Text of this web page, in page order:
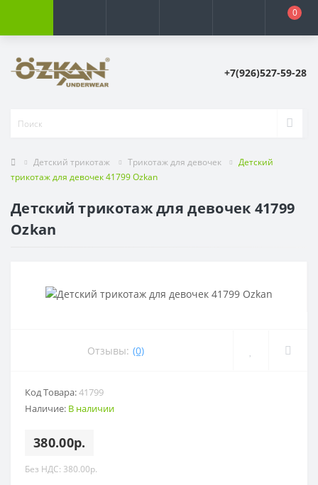
0
+7(926)527-59-28
Детский трикотаж Трикотаж для девочек
Детский
трикотаж для девочек 41799 Ozkan
Детский трикотаж для девочек 41799
Ozkan
Отзывы: (0)
Код Товара:41799
Наличие: В наличии
380.00р.
Без НДС: 380.00р.